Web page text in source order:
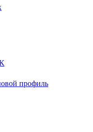
профиль